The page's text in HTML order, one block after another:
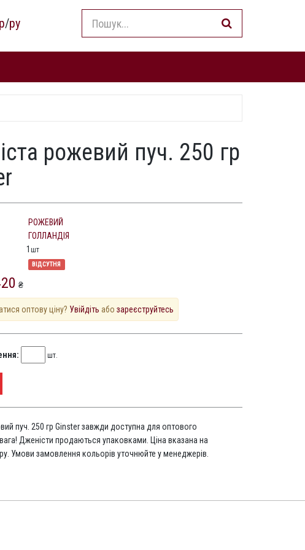
/ру
рожевий пуч. 250 гр
РОЖЕВИЙ
ГОЛЛАНДІЯ
1 шт
ВІДСУТНЯ
₴
оптову ціну? Увійдіть абозареєструйтесь
шт.
пуч. 250 гр Ginster завжди доступна для оптового
Дженісти продаються упаковками. Ціна вказана на
Умови замовлення кольорів уточнюйте у менеджерів.